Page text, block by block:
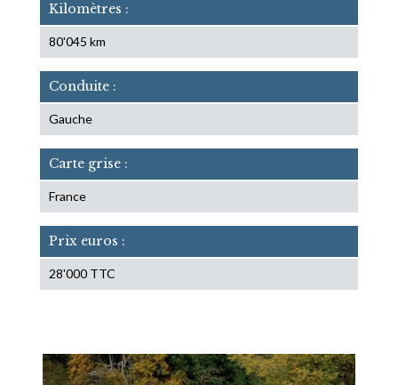
Kilomètres :
80'045 km
Conduite :
Gauche
Carte grise :
France
Prix euros :
28'000 TTC